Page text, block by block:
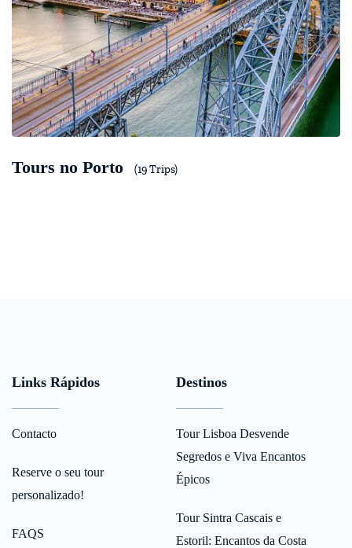
Tours no Porto (19 Trips)
Links Rápidos
Contacto
Reserve o seu tour
personalizado!
FAQS
Destinos
Tour Lisboa Desvende
Segredos e Viva Encantos
Épicos
Tour Sintra Cascais e
Estoril: Encantos da Costa